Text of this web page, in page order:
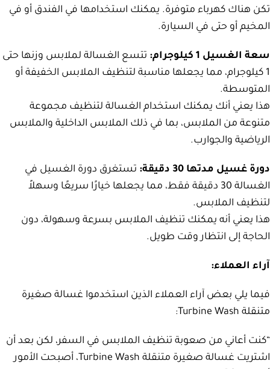
تكن هناك كهرباء متوفرة. يمكنك استخدامها في الفندق أو في
المخيم أو حتى في السيارة.
سعة الغسيل 1 كيلوجرام:
تتسع الغسالة لملابس وزنها حتى
1 كيلوجرام، مما يجعلها مناسبة لتنظيف الملابس الخفيفة أو
المتوسطة.
هذا يعني أنك يمكنك استخدام الغسالة لتنظيف مجموعة
متنوعة من الملابس، بما في ذلك الملابس الداخلية والملابس
الرياضية والجوارب.
دورة غسيل مدتها 30 دقيقة:
تستغرق دورة الغسيل في
الغسالة 30 دقيقة فقط، مما يجعلها خيارًا سريعًا وسهلاً
لتنظيف الملابس.
هذا يعني أنه يمكنك تنظيف الملابس بسرعة وسهولة، دون
الحاجة إلى انتظار وقت طويل.
آراء العملاء:
فيما يلي بعض آراء العملاء الذين استخدموا غسالة صغيرة
متنقلة Turbine Wash:
“كنت أعاني من صعوبة تنظيف الملابس في السفر، لكن بعد أن
اشتريت غسالة صغيرة متنقلة Turbine Wash، أصبحت الأمور